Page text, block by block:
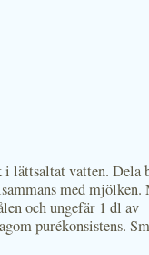
i lättsaltat vatten. Dela
med mjölken.
och ungefär 1 dl av
purékonsistens.